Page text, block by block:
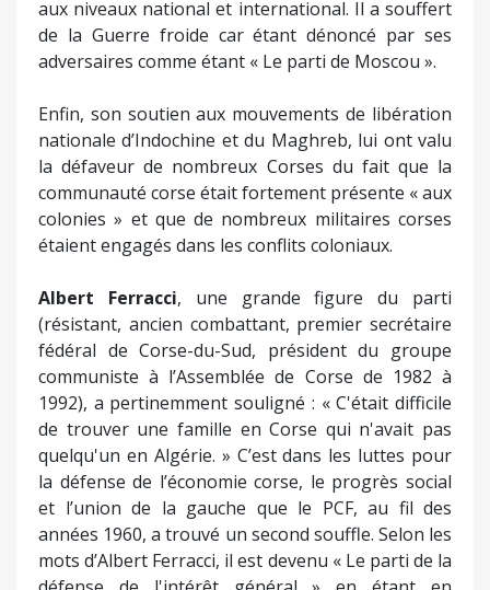
aux niveaux national et international. Il a souffert
de la Guerre froide car étant dénoncé par ses
adversaires comme étant « Le parti de Moscou ».
Enfin, son soutien aux mouvements de libération
nationale d’Indochine et du Maghreb, lui ont valu
la défaveur de nombreux Corses du fait que la
communauté corse était fortement présente « aux
colonies » et que de nombreux militaires corses
étaient engagés dans les conflits coloniaux.
Albert Ferracci, une grande figure du parti
(résistant, ancien combattant, premier secrétaire
fédéral de Corse-du-Sud, président du groupe
communiste à l’Assemblée de Corse de 1982 à
1992), a pertinemment souligné : « C'était difficile
de trouver une famille en Corse qui n'avait pas
quelqu'un en Algérie. » C’est dans les luttes pour
la défense de l’économie corse, le progrès social
et l’union de la gauche que le PCF, au fil des
années 1960, a trouvé un second souffle. Selon les
mots d’Albert Ferracci, il est devenu « Le parti de la